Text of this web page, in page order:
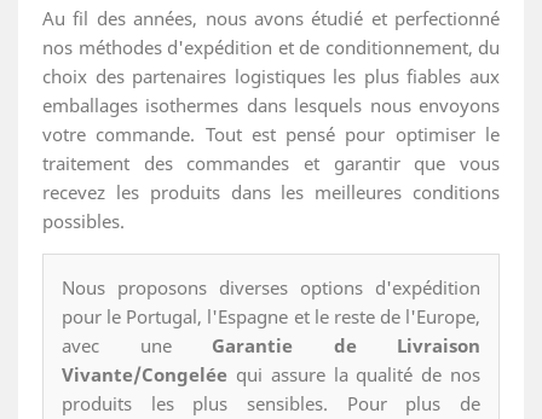
Au fil des années, nous avons étudié et perfectionné
nos méthodes d'expédition et de conditionnement, du
choix des partenaires logistiques les plus fiables aux
emballages isothermes dans lesquels nous envoyons
votre commande. Tout est pensé pour optimiser le
traitement des commandes et garantir que vous
recevez les produits dans les meilleures conditions
possibles.
Nous proposons diverses options d'expédition
pour le Portugal, l'Espagne et le reste de l'Europe,
avec une Garantie de Livraison
Vivante/Congelée qui assure la qualité de nos
produits les plus sensibles. Pour plus de